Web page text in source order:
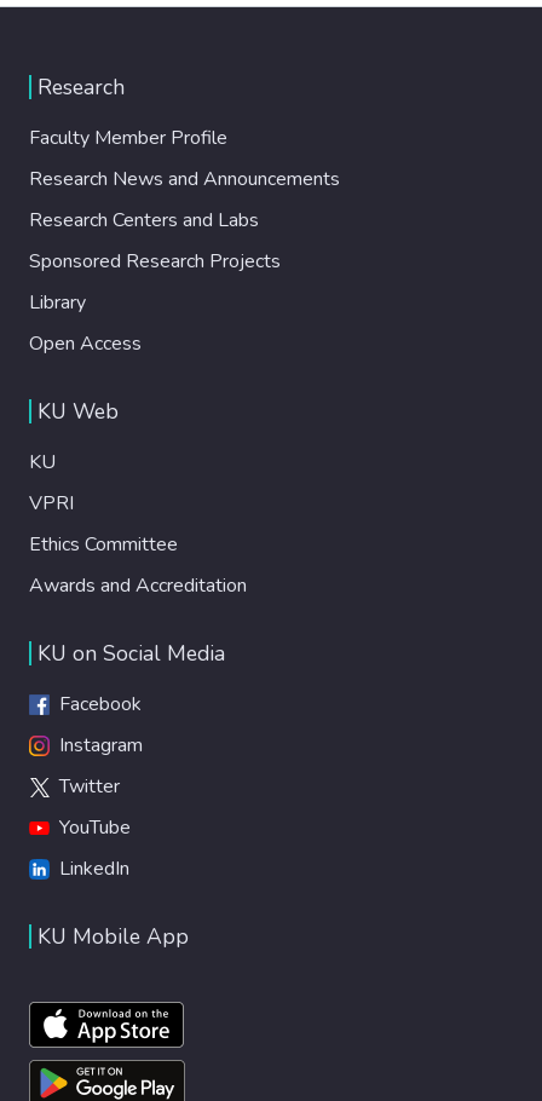
Research
Faculty Member Profile
Research News and Announcements
Research Centers and Labs
Sponsored Research Projects
Library
Open Access
KU Web
KU
VPRI
Ethics Committee
Awards and Accreditation
KU on Social Media
Facebook
Instagram
Twitter
YouTube
LinkedIn
KU Mobile App